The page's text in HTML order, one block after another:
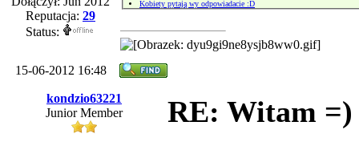
Reputacja: 29
Status:
Kobiety pytają wy odpowiadacie :D
15-06-2012 16:48
kondzio63221
Junior Member
RE: Witam =)